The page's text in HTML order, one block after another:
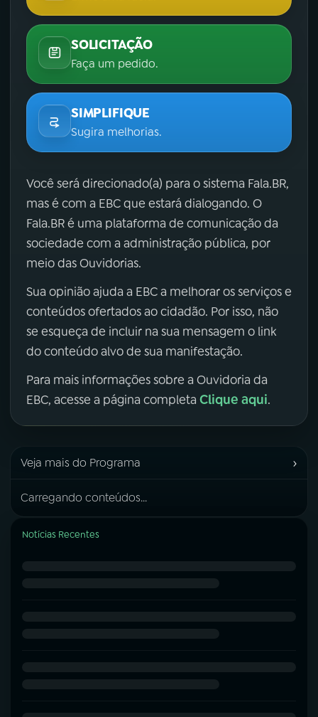
SOLICITAÇÃO
Faça um pedido.
SIMPLIFIQUE
Sugira melhorias.
Você será direcionado(a) para o sistema Fala.BR,
mas é com a EBC que estará dialogando. O
Fala.BR é uma plataforma de comunicação da
sociedade com a administração pública, por
meio das Ouvidorias.
Sua opinião ajuda a EBC a melhorar os serviços e
conteúdos ofertados ao cidadão. Por isso, não
se esqueça de incluir na sua mensagem o link
do conteúdo alvo de sua manifestação.
Para mais informações sobre a Ouvidoria da
EBC, acesse a página completa Clique aqui.
Veja mais do Programa ›
Carregando conteúdos...
Notícias Recentes